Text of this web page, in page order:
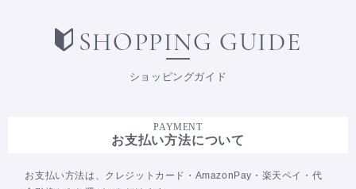
SHOPPING GUIDE
ショッピングガイド
PAYMENT
お支払い方法について
お支払い方法は、クレジットカード・AmazonPay・楽天ペイ・代